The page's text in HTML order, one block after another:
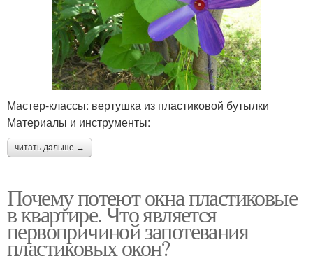
Мастер-классы: вертушка из пластиковой бутылки
Материалы и инструменты:
читать дальше →
Почему потеют окна пластиковые
в квартире. Что является
первопричиной запотевания
пластиковых окон?